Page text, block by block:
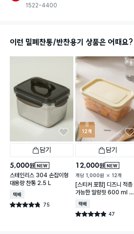
1522-4400
이런 밀폐찬통/반찬용기 상품은 어때요?
담기
NEW
5,000원
스테인리스 304 손잡이형
대용량 찬통 2.5 L
택배배송
별점 4.8점 75
건 작성
12개
담기
NEW
12,000원
개당 1,000원 12개
[스티커 포함] 디즈니 적층
가능한 말랑핏 600 ml 아
택배배송
별점 4.9점 47
건 작성